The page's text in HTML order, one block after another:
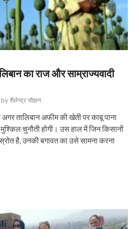
का राज और साम्राज्यवादी
byशैलेन्द्र चौहान
तालिबान अफीम की खेती पर काबू पाना
चुनौती होगी। उस हाल में जिन किसानों
है, उनकी बगावत का उसे सामना करना